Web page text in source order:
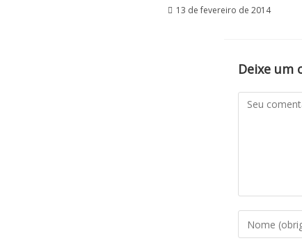
13 de fevereiro de 2014
Deixe um